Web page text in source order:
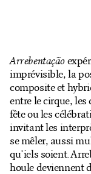
Billetterie en
Arrebentação
imprévisible, la
composite et
entre le cirque, les
fête ou les
invitant les
se mêler, aussi
qu'iels soient.
houle deviennent